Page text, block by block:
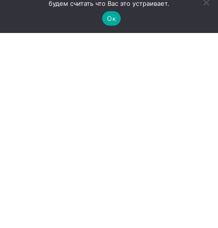
будем считать что Вас это устраивает.
Ок